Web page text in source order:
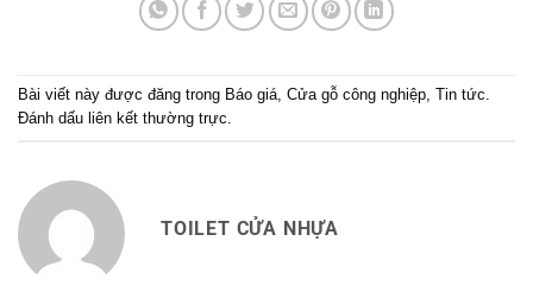
Bài viết này được đăng trong Báo giá, Cửa gỗ công nghiệp, Tin tức.
Đánh dấu liên kết thường trực.
TOILET CỬA NHỰA